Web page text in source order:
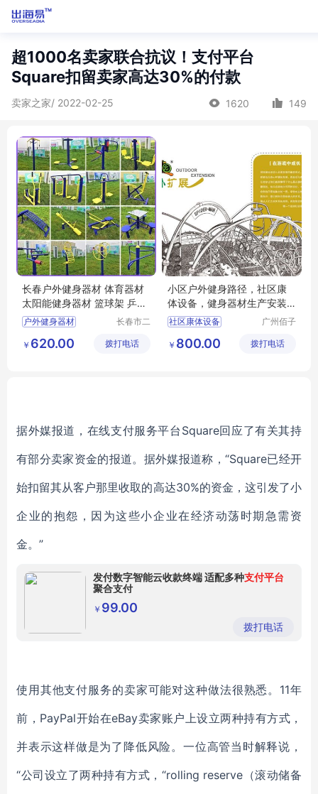
超1000名卖家联合抗议！支付平台
Square扣留卖家高达30%的付款
卖家之家/ 2022-02-25 1620 149
长春户外健身器材 体育器材
太阳能健身器材 篮球架 乒乓
球台
户外健身器材
太阳能健身器材
长春市二
五金产品
￥ 620.00 拨打电话
小区户外健身路径，社区康
体设备，健身器材生产安装
一步到位
社区康体设备
儿童组合滑梯
广州佰子
备有限公
￥ 800.00 拨打电话
据外媒报道，在线支付服务平台Square回应了有关其持
有部分卖家资金的报道。据外媒报道称，“Square已经开
始扣留其从客户那里收取的高达30%的资金，这引发了小
企业的抱怨，因为这些小企业在经济动荡时期急需资
金。”
发付数字智能云收款终端 适配多种支付平台
聚合支付
￥ 99.00
拨打电话
使用其他支付服务的卖家可能对这种做法很熟悉。11年
前，PayPal开始在eBay卖家账户上设立两种持有方式，
并表示这样做是为了降低风险。一位高管当时解释说，
“公司设立了两种持有方式，“rolling reserve（滚动储备